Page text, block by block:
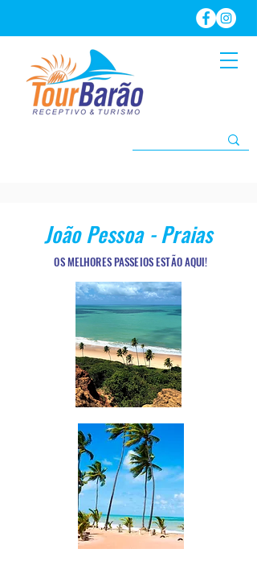
João Pessoa - Praias
OS MELHORES PASSEIOS ESTÃO AQUI!